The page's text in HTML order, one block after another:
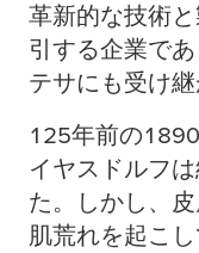
革新的な技術
引する企業で
テサにも受け継
125年前の
イヤスドルフ
た。しかし、
肌荒れを起こ